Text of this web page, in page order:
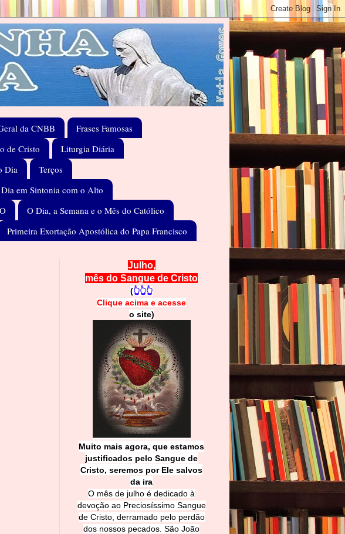
da CNBB
Frases Famosas
de Cristo
Liturgia Diária
Dia
Terços
em Sintonia com o Alto
O Dia, a Semana e o Mês do Católico
Primeira Exortação Apostólica do Papa Francisco
Julho,
mês do Sangue de Cristo
(👆👆👆
Clique acima e acesse
o site)
Muito mais agora, que estamos
justificados pelo Sangue de
Cristo, seremos por Ele salvos
da ira
O mês de julho é dedicado à
devoção ao Preciosíssimo Sangue
de Cristo, derramado pelo perdão
dos nossos pecados. São João